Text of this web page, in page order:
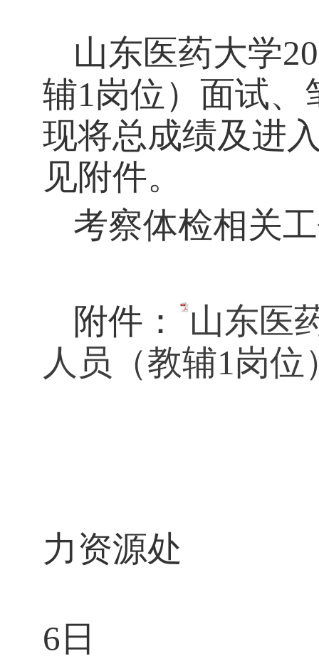
山东医药大学
辅1岗位 ） 面试、
现将总成绩及进
见附件。
考察体检相关
附件：
山东医
人员（教辅1岗
力资源处
6日